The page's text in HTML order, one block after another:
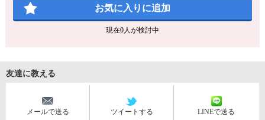
お気に入りに追加
現在0人が検討中
友達に教える
メールで送る ツイートする LINEで送る